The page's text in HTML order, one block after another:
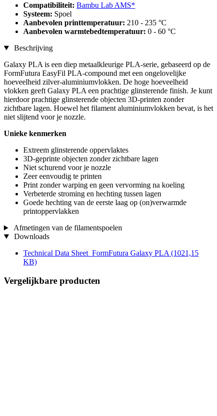
Compatibiliteit: Bambu Lab AMS*
Systeem: Spoel
Aanbevolen printtemperatuur: 210 - 235 °C
Aanbevolen warmtebedtemperatuur: 0 - 60 °C
Beschrijving
Galaxy PLA is een diep metaalkleurige PLA-serie, gebaseerd op de
FormFutura EasyFil PLA-compound met een ongelovelijke
hoeveelheid zilver-aluminiumvlokken. De hoge hoeveelheid
vlokken geeft Galaxy PLA een prachtige glinsterende finish. Je kunt
hierdoor prachtige glinsterende objecten 3D-printen zonder
zichtbare lagen. Hoewel het filament aluminiumvlokken bevat, is het
niet slijtend voor je nozzle.
Unieke kenmerken
Extreem glinsterende oppervlaktes
3D-geprinte objecten zonder zichtbare lagen
Niet schurend voor je nozzle
Zeer eenvoudig te printen
Print zonder warping en geen vervorming na koeling
Verbeterde stroming en hechting tussen lagen
Goede hechting van de eerste laag op (on)verwarmde
printoppervlakken
Afmetingen van de filamentspoelen
Downloads
Technical Data Sheet_FormFutura Galaxy PLA (1021,15
KB)
Vergelijkbare producten